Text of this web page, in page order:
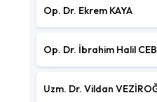
Op. Dr. Ekrem KAYA
Op. Dr. İbrahim Halil
Uzm. Dr. Vildan